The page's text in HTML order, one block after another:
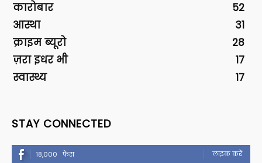
कारोबार
52
आस्था
31
क्राइम ब्यूरो
28
ज़रा इधर भी
17
स्वास्थ्य
17
STAY CONNECTED
18,000 फैंस लाइक करें